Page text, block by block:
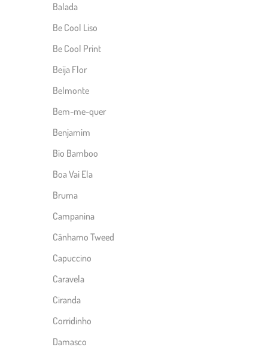
Balada
Be Cool Liso
Be Cool Print
Beija Flor
Belmonte
Bem-me-quer
Benjamim
Bio Bamboo
Boa Vai Ela
Bruma
Campanina
Cânhamo Tweed
Capuccino
Caravela
Ciranda
Corridinho
Damasco